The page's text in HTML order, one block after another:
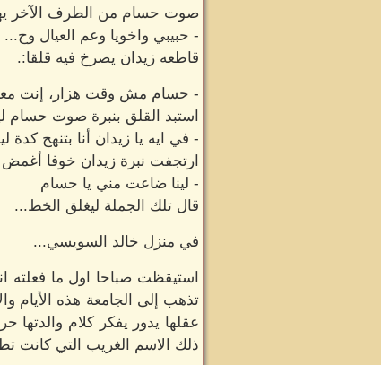
صوت حسام من الطرف الآخر
- حبيبي واخويا وعم العيال وح...
قاطعه زيدان يصرخ فيه قلقا:.
- حسام مش وقت هزار، إنت معاك
استبد القلق بنبرة صوت حسام
- في ايه يا زيدان أنا بتنهج
ارتجفت نبرة زيدان خوفا
- لينا ضاعت مني يا حسام
قال تلك الجملة ليغلق الخط...
في منزل خالد السويسي...
استيقظت صباحا اول ما فعلته
تذهب إلى الجامعة هذه الأيام
عقلها يدور يفكر كلام
ذلك الاسم الغريب التي كانت